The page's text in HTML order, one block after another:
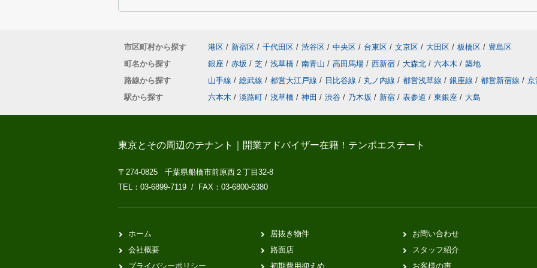
市区町村から探す 港区 / 新宿区 / 千代田区 / 渋谷区 / 中央区 / 台東区 / 文京区 / 大田区 / 板橋区 / 豊島区
町名から探す
銀座 / 赤坂 / 芝 / 浅草橋 / 南青山 / 高田馬場 / 西新宿 / 大森北 / 六本木 / 築地
路線から探す
山手線 / 総武線 / 都営大江戸線 / 日比谷線 / 丸ノ内線 / 都営浅草線 / 銀座線 / 都営新宿線 / 京
駅から探す
六本木 / 淡路町 / 浅草橋 / 神田 / 渋谷 / 乃木坂 / 新宿 / 表参道 / 東銀座 / 大島
東京とその周辺のテナント｜開業アドバイザー在籍！テンポエステート
〒274-0825 千葉県船橋市前原西２丁目32-8
TEL：03-6899-7119 / FAX：03-6800-6380
ホーム
会社概要
プライバシーポリシー
居抜き物件
路面店
初期費用抑えめ
お問い合わせ
スタッフ紹介
お客様の声